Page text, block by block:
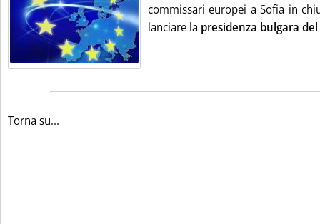
commissari europei a Sofia in
lanciare la presidenza bulgara
Torna su...